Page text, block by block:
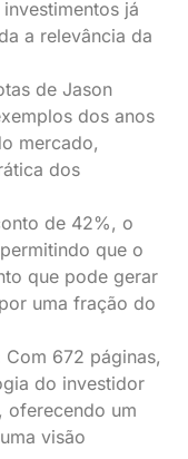
já
a relevância da
de Jason
dos anos
mercado,
dos
de 42%, o
que o
que pode gerar
uma fração do
672 páginas,
do investidor
oferecendo um
visão